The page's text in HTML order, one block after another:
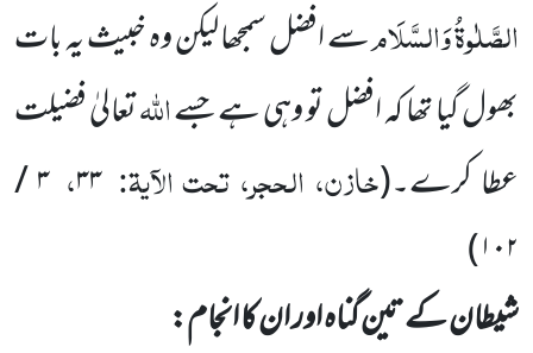
الصَّلٰوۃُ وَالسَّلَامسے افضل سمجھا لیکن وہ خبیث یہ بات
بھول گیا تھا کہ افضل تو وہی ہے جسےاللّٰہتعالیٰ فضیلت
عطا کرے۔(خازن، الحجر، تحت الآیۃ: ۳۳،
۳ /
۱۰۲)
شیطان کے تین گناہ اور ان کا انجام: